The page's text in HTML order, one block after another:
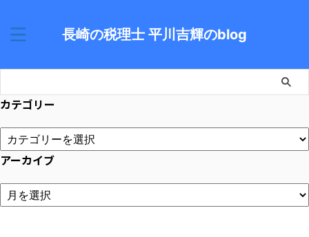
長崎の税理士 平川吉輝のblog
カテゴリー
アーカイブ